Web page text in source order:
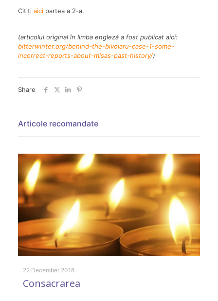
Citiți aicipartea a 2-a.
(articolul original în limba engleză a fost publicat aici:
bitterwinter.org/behind-the-bivolaru-case-1-some-
incorrect-reports-about-misas-past-history/)
Share
Articole recomandate
22 December 2018
Consacrarea